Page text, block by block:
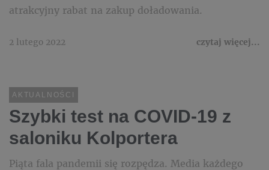
atrakcyjny rabat na zakup doładowania.
2 lutego 2022 czytaj więcej...
AKTUALNOŚCI
Szybki test na COVID-19 z
saloniku Kolportera
Piąta fala pandemii się rozpędza. Media każdego